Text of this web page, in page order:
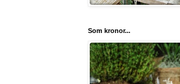
Som kronor...